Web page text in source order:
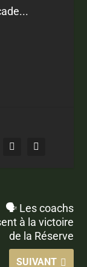
🗣 Les coachs
à la victoire
de la Réserve
SUIVANT